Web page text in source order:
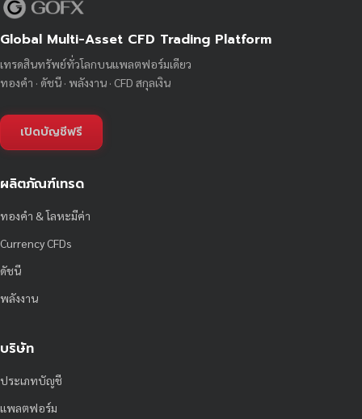
Global Multi-Asset CFD Trading Platform
เทรดสินทรัพย์ทั่วโลกบนแพลตฟอร์มเดียว
ทองคำ · ดัชนี · พลังงาน · CFD สกุลเงิน
เปิดบัญชีฟรี
ผลิตภัณฑ์เทรด
ทองคำ & โลหะมีค่า
Currency CFDs
ดัชนี
พลังงาน
บริษัท
ประเภทบัญชี
แพลตฟอร์ม